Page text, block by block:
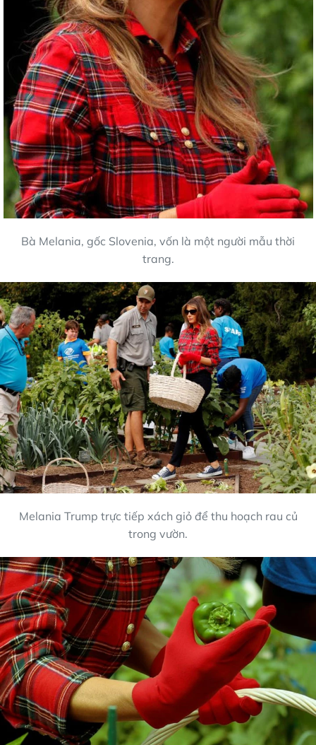
Bà Melania, gốc Slovenia, vốn là một người mẫu thời
trang.
Melania Trump trực tiếp xách giỏ để thu hoạch rau củ
trong vườn.